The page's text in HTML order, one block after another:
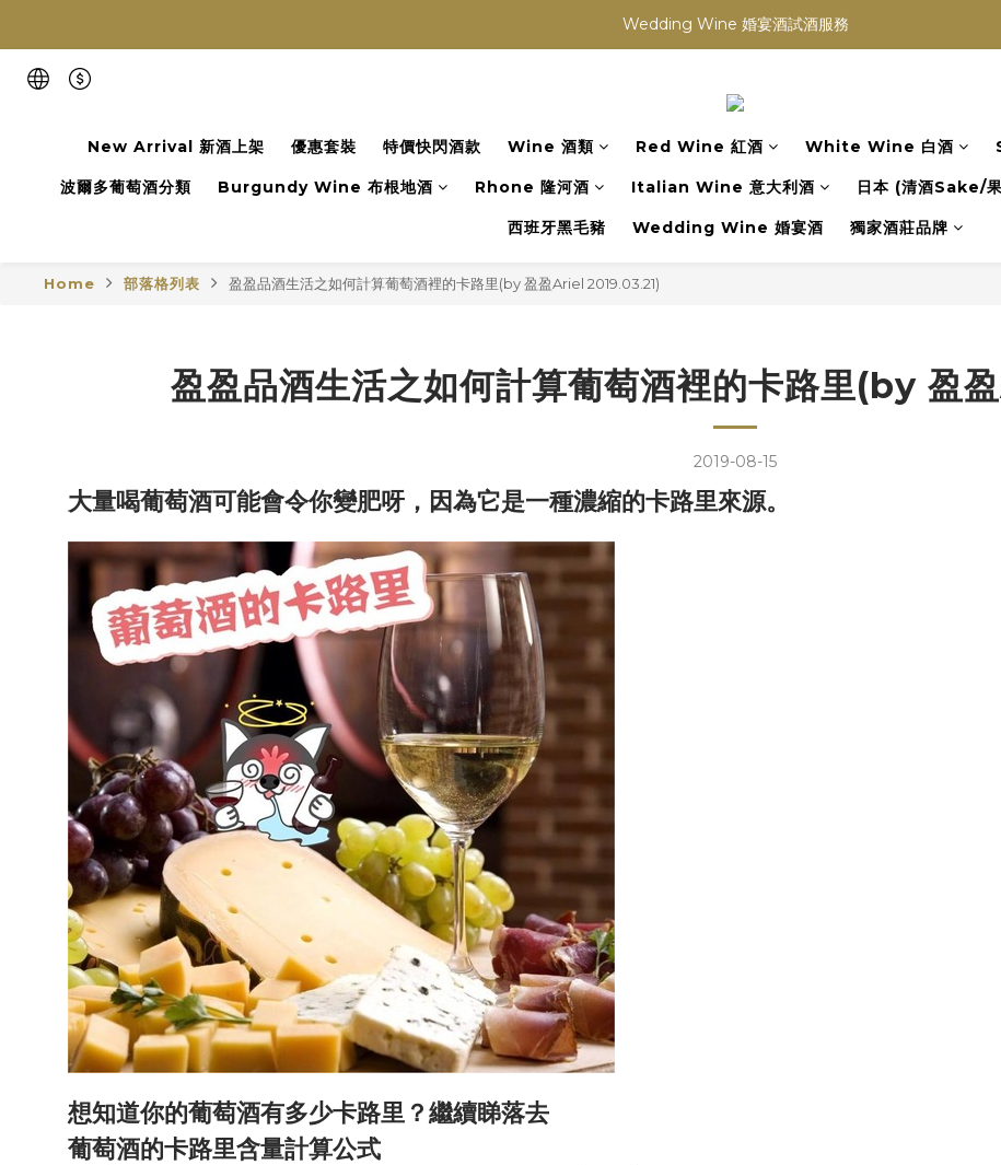
買滿任何酒類 六支 或買滿 $1200 (不限支數) 皆可享免費送貨
Wedding Wine 婚宴酒試酒服務
New Arrival 新酒上架 優惠套裝 特價快閃酒款 Wine 酒類 Red Wine 紅酒 White Wine 白酒
波爾多葡萄酒分類 Burgundy Wine 布根地酒 Rhone 隆河酒 Italian Wine 意大利酒 日本 (清酒
西班牙黑毛豬 Wedding Wine 婚宴酒 獨家酒莊品牌
Home 部落格列表 盈盈品酒生活之如何計算葡萄酒裡的卡路里(by 盈盈Ariel 2019.03.21)
盈盈品酒生活之如何計算葡萄酒裡的卡路里(by 盈
2019-08-15
大量喝葡萄酒可能會令你變肥呀，因為它是一種濃縮的卡路里來源。
想知道你的葡萄酒有多少卡路里？繼續睇落去
葡萄酒的卡路里含量計算公式